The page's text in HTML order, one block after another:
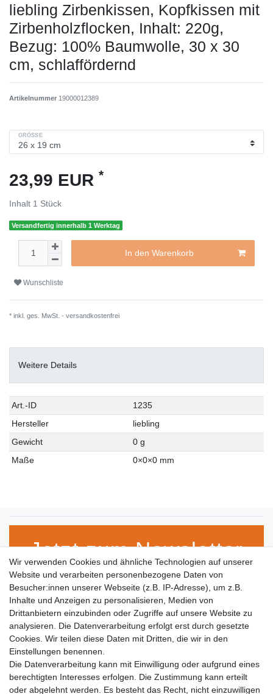
liebling Zirbenkissen, Kopfkissen mit
Zirbenholzflocken, Inhalt: 220g,
Bezug: 100% Baumwolle, 30 x 30
cm, schlaffördernd
Artikelnummer 19000012389
GRÖSSE
23,99 EUR *
Inhalt 1 Stück
Versandfertig innerhalb 1 Werktag
In den Warenkorb
Wunschliste
* inkl. ges. MwSt. - versandkostenfrei
Weitere Details
Art.-ID
1235
Hersteller
liebling
Gewicht
0 g
Maße
0×0×0 mm
Jetzt zum Newsletter
anmelden!
VORNAME NACHNAME
Hiermit bestätige ich, dass ich dieDaten­schutz­erklärunggelesen habe. Meine
Einwilligung kann ich jederzeit widerrufen.**
Wir verwenden Cookies und ähnliche Technologien auf unserer
Website und verarbeiten personenbezogene Daten von
Besucher:innen unserer Webseite (z.B. IP-Adresse), um z.B.
Inhalte und Anzeigen zu personalisieren, Medien von
Drittanbietern einzubinden oder Zugriffe auf unsere Website zu
analysieren. Die Datenverarbeitung erfolgt erst durch gesetzte
Cookies. Wir teilen diese Daten mit Dritten, die wir in den
Einstellungen benennen.
Die Datenverarbeitung kann mit Einwilligung oder aufgrund eines
berechtigten Interesses erfolgen. Die Zustimmung kann erteilt
oder abgelehnt werden. Es besteht das Recht, nicht einzuwilligen